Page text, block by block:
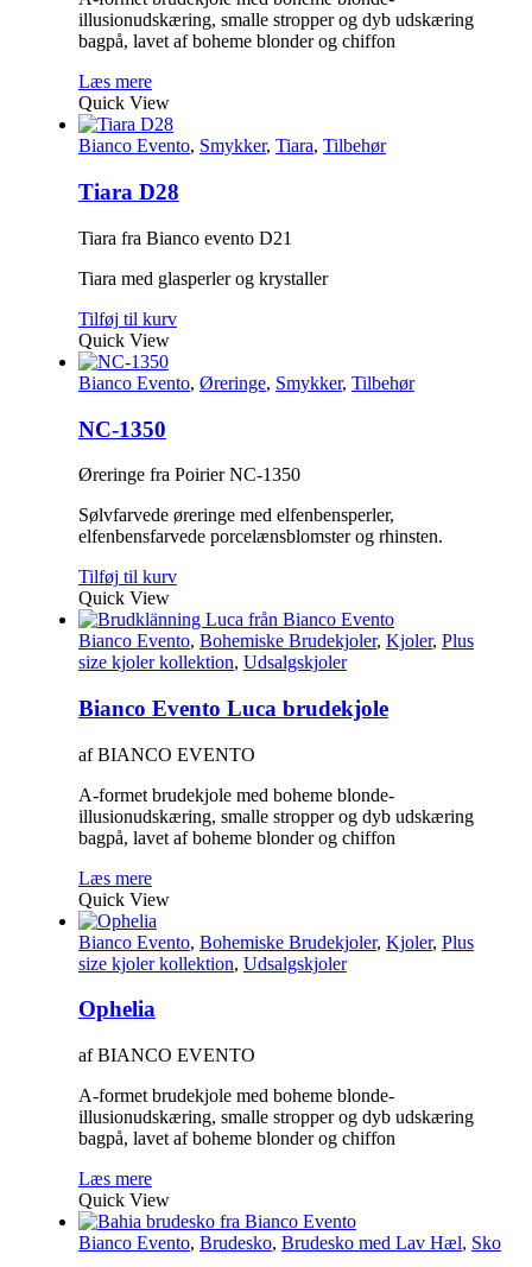
illusionudskæring, smalle stropper og dyb udskæring
bagpå, lavet af boheme blonder og chiffon
Læs mere
Quick View
Bianco Evento, Smykker, Tiara, Tilbehør
Tiara D28
Tiara fra Bianco evento D21
Tiara med glasperler og krystaller
Tilføj til kurv
Quick View
Bianco Evento, Øreringe, Smykker, Tilbehør
NC-1350
Øreringe fra Poirier NC-1350
Sølvfarvede øreringe med elfenbensperler,
elfenbensfarvede porcelænsblomster og rhinsten.
Tilføj til kurv
Quick View
Bianco Evento, Bohemiske Brudekjoler, Kjoler, Plus
size kjoler kollektion, Udsalgskjoler
Bianco Evento Luca brudekjole
af BIANCO EVENTO
A-formet brudekjole med boheme blonde-
illusionudskæring, smalle stropper og dyb udskæring
bagpå, lavet af boheme blonder og chiffon
Læs mere
Quick View
Bianco Evento, Bohemiske Brudekjoler, Kjoler, Plus
size kjoler kollektion, Udsalgskjoler
Ophelia
af BIANCO EVENTO
A-formet brudekjole med boheme blonde-
illusionudskæring, smalle stropper og dyb udskæring
bagpå, lavet af boheme blonder og chiffon
Læs mere
Quick View
Bianco Evento, Brudesko, Brudesko med Lav Hæl, Sko